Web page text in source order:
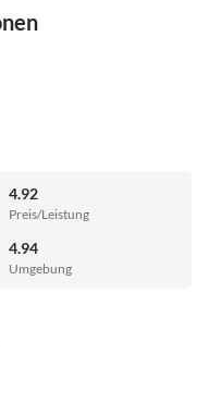
4.92
Preis/Leistung
4.94
Umgebung